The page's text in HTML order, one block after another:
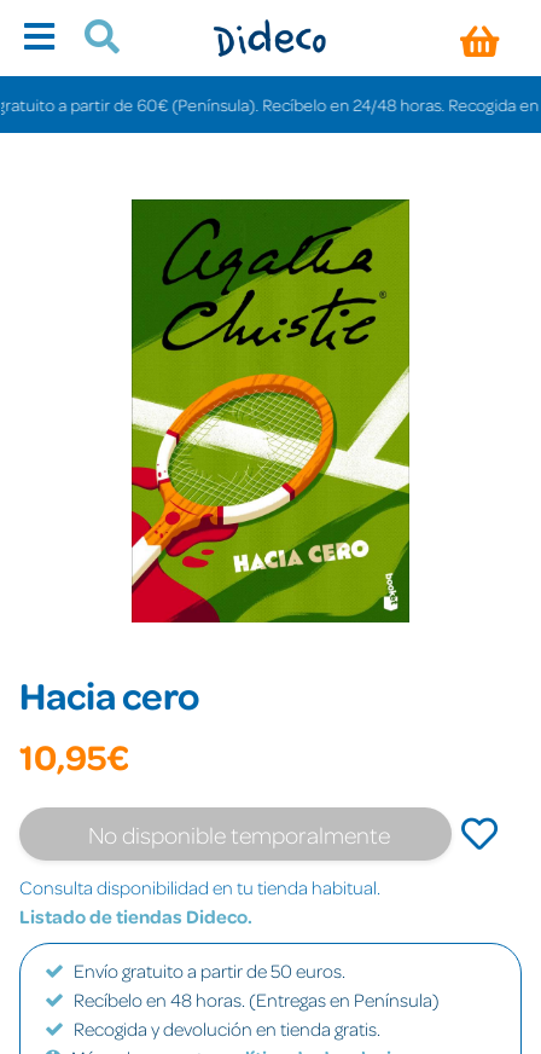
a partir de 60€ (Península). Recíbelo en 24/48 horas. Recogida en
Hacia cero
10,95€
No disponible temporalmente
Consulta disponibilidad en tu tienda habitual.
Listado de tiendas Dideco.
Envío gratuito a partir de 50 euros.
Recíbelo en 48 horas. (Entregas en Península)
Recogida y devolución en tienda gratis.